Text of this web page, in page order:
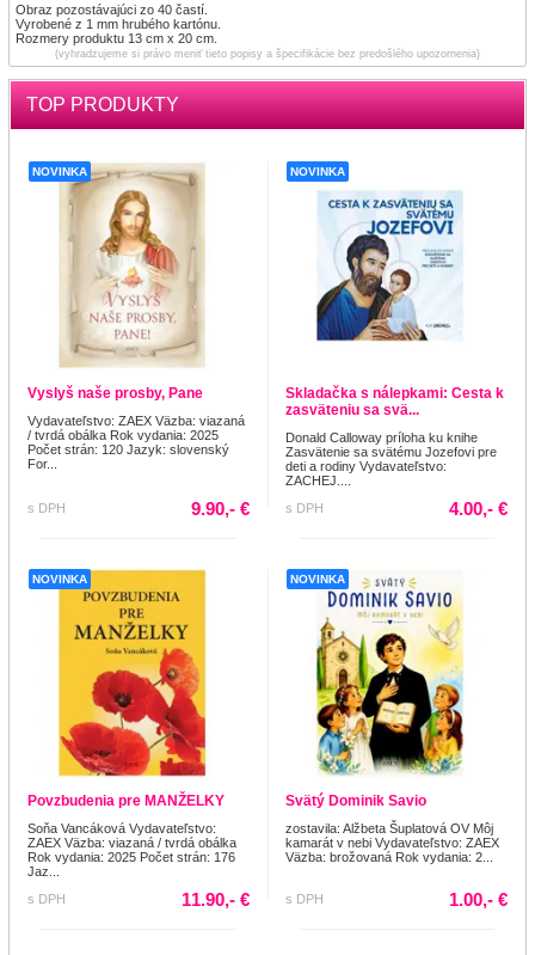
Obraz pozostávajúci zo 40 častí.
Vyrobené z 1 mm hrubého kartónu.
Rozmery produktu 13 cm x 20 cm.
(vyhradzujeme si právo meniť tieto popisy a špecifikácie bez predošlého upozornenia)
TOP PRODUKTY
NOVINKA
Vyslyš naše prosby, Pane
Vydavateľstvo: ZAEX Väzba: viazaná
/ tvrdá obálka Rok vydania: 2025
Počet strán: 120 Jazyk: slovenský
For...
s DPH 9.90,- €
NOVINKA
Skladačka s nálepkami: Cesta k
zasväteniu sa svä...
Donald Calloway príloha ku knihe
Zasvätenie sa svätému Jozefovi pre
deti a rodiny Vydavateľstvo:
ZACHEJ....
s DPH
4.00,- €
NOVINKA
Povzbudenia pre MANŽELKY
Soňa Vancáková Vydavateľstvo:
ZAEX Väzba: viazaná / tvrdá obálka
Rok vydania: 2025 Počet strán: 176
Jaz...
s DPH
11.90,- €
NOVINKA
Svätý Dominik Savio
zostavila: Alžbeta Šuplatová OV Môj
kamarát v nebi Vydavateľstvo: ZAEX
Väzba: brožovaná Rok vydania: 2...
s DPH 1.00,- €